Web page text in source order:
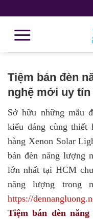
Tiệm bán đèn
nghệ mới uy tín
Sở hữu những mẫu
kiểu dáng cùng thiết
hàng Xenon Solar
bán đèn năng lượng
lớn nhất tại HCM
năng lượng trong
https://
Tiệm bán đèn